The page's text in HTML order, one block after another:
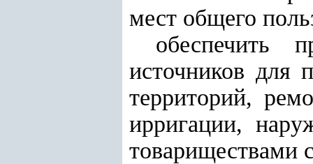
мест общего
обеспечить
источников для
территорий,
ирригации,
товариществами